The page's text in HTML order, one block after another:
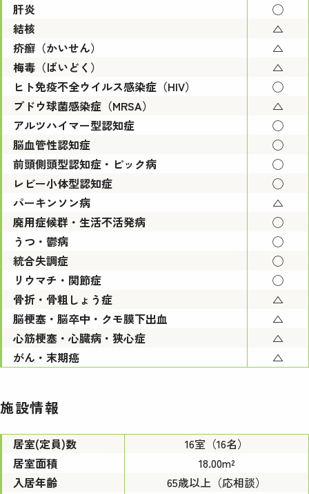
肝炎
◯
結核
△
疥癬（かいせん）
△
梅毒（ばいどく）
△
ヒト免疫不全ウイルス感染症（HIV）
◯
ブドウ球菌感染症（MRSA）
△
アルツハイマー型認知症
◯
脳血管性認知症
◯
前頭側頭型認知症・ピック病
◯
レビー小体型認知症
◯
パーキンソン病
△
廃用症候群・生活不活発病
◯
うつ・鬱病
◯
統合失調症
◯
リウマチ・関節症
◯
骨折・骨粗しょう症
△
脳梗塞・脳卒中・クモ膜下出血
△
心筋梗塞・心臓病・狭心症
△
がん・末期癌
△
施設情報
居室(定員)数
16室（16名）
居室面積
18.00m²
入居年齢
65歳以上（応相談）